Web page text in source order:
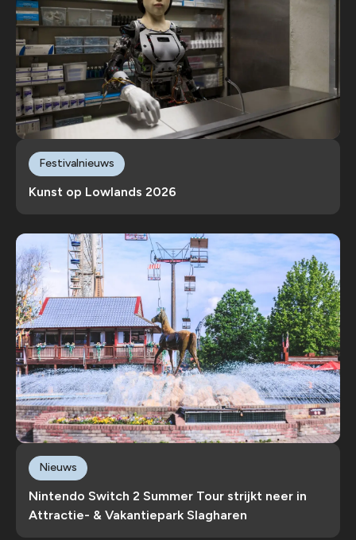
Kunst op Lowlands 2026
Festivalnieuws
Nintendo Switch 2 Summer Tour strijkt neer in
Attractie- & Vakantiepark Slagharen
Nieuws